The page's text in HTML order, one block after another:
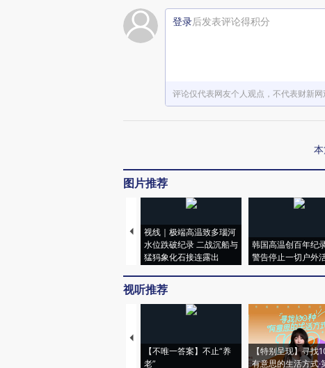
登录后发表评论得积分
评论仅代表网友个人观点，不代表财新网
图片推荐
视线｜极端高温致多瑙河
水位跌破纪录 二战沉船与
猛犸象化石接连露出
韩国高温创百年纪
警告停止一切户外
视听推荐
【不唯一答案】不止“养
老”
【特别呈现】寻找
有意思的生活方式·